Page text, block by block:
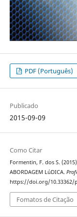
PDF (Português)
Publicado
2015-09-09
Como Citar
Formentin, F. dos S.
ABORDAGEM LúDICA.
https://doi.org/10.33362/
Fomatos de Citação